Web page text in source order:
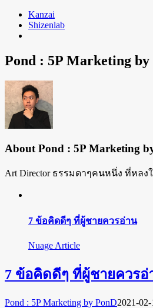
Skip
content
Kanzai
Shizenlab
Pond : 5P Marketing by
About Pond : 5P Marketing
Art Director ธรรมดาๆคนหนึ่ง ที่หลง
7 ข้อคิดดีๆ ที่ผู้ชายควรอ่าน
Nuage Article
7 ข้อคิดดีๆ ที่ผู้ชายควรอ่
Pond : 5P Marketing by PonD2021-